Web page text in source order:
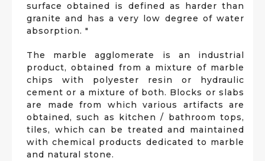
surface obtained is defined as harder than
granite and has a very low degree of water
absorption. "
The marble agglomerate is an industrial
product, obtained from a mixture of marble
chips with polyester resin or hydraulic
cement or a mixture of both. Blocks or slabs
are made from which various artifacts are
obtained, such as kitchen / bathroom tops,
tiles, which can be treated and maintained
with chemical products dedicated to marble
and natural stone.